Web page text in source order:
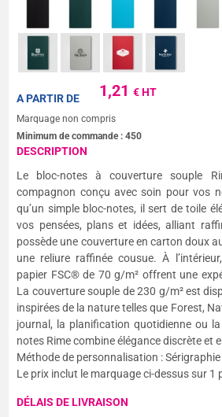
1,21€ HT
A PARTIR DE
Marquage non compris
Minimum de commande :450
DESCRIPTION
Le bloc-notes à couverture souple
compagnon conçu avec soin pour vos
qu’un simple bloc-notes, il sert de toile
vos pensées, plans et idées, alliant
possède une couverture en carton doux
une reliure raffinée cousue. À
papier FSC® de 70 g/m² offrent une
La couverture souple de 230 g/m² est
inspirées de la nature telles que Forest,
journal, la planification quotidienne ou
notes Rime combine élégance discrète et
Méthode de personnalisation : Sérigraphie
Le prix inclut le marquage ci-dessus sur 1
DÉLAIS DE LIVRAISON